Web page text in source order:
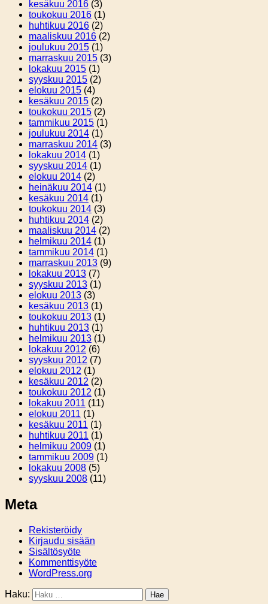
kesäkuu 2016 (3)
toukokuu 2016 (1)
huhtikuu 2016 (2)
maaliskuu 2016 (2)
joulukuu 2015 (1)
marraskuu 2015 (3)
lokakuu 2015 (1)
syyskuu 2015 (2)
elokuu 2015 (4)
kesäkuu 2015 (2)
toukokuu 2015 (2)
tammikuu 2015 (1)
joulukuu 2014 (1)
marraskuu 2014 (3)
lokakuu 2014 (1)
syyskuu 2014 (1)
elokuu 2014 (2)
heinäkuu 2014 (1)
kesäkuu 2014 (1)
toukokuu 2014 (3)
huhtikuu 2014 (2)
maaliskuu 2014 (2)
helmikuu 2014 (1)
tammikuu 2014 (1)
marraskuu 2013 (9)
lokakuu 2013 (7)
syyskuu 2013 (1)
elokuu 2013 (3)
kesäkuu 2013 (1)
toukokuu 2013 (1)
huhtikuu 2013 (1)
helmikuu 2013 (1)
lokakuu 2012 (6)
syyskuu 2012 (7)
elokuu 2012 (1)
kesäkuu 2012 (2)
toukokuu 2012 (1)
lokakuu 2011 (11)
elokuu 2011 (1)
kesäkuu 2011 (1)
huhtikuu 2011 (1)
helmikuu 2009 (1)
tammikuu 2009 (1)
lokakuu 2008 (5)
syyskuu 2008 (11)
Meta
Rekisteröidy
Kirjaudu sisään
Sisältösyöte
Kommenttisyöte
WordPress.org
Haku: